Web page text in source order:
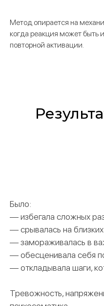
Метод опирается на
когда реакция может быть
повторной активации.
Было:
— избегала сложных
— срывалась на близких
— замораживалась в
— обесценивала себя
— откладывала шаги,
Тревожность,